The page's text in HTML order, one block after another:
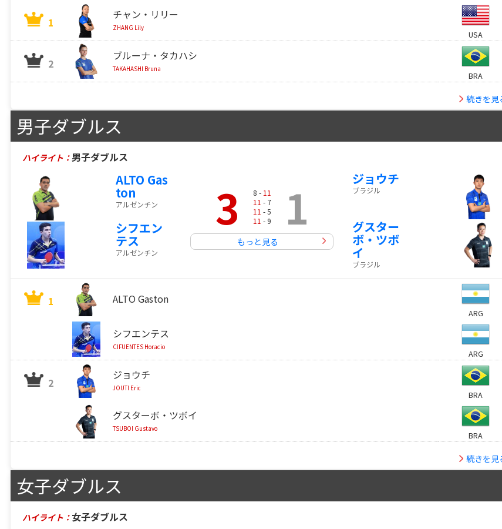
1
チャン・リリー
ZHANG Lily
USA
2
ブルーナ・タカハシ
TAKAHASHI Bruna
BRA
続きを見
男子ダブルス
ハイライト：男子ダブルス
ALTO Gas
ton
アルゼンチン
シフエン
テス
アルゼンチン
3 8 - 11
11 - 7
11 - 5
11 - 9 1
もっと見る
ジョウチ
ブラジル
グスター
ボ・ツボ
イ
ブラジル
1 ALTO Gaston
ARG
シフエンテス
CIFUENTES Horacio
ARG
2
ジョウチ
JOUTI Eric
BRA
グスターボ・ツボイ
TSUBOI Gustavo
BRA
続きを見
女子ダブルス
ハイライト： 女子ダブルス